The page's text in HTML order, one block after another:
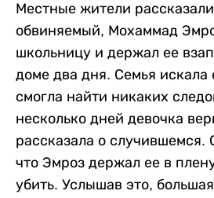
Местные жители
обвиняемый, Мохаммад
школьницу и держал ее
доме два дня. Семья искала
смогла найти никаких
несколько дней девочка
рассказала о случившемся.
что Эмроз держал ее в
убить. Услышав это,